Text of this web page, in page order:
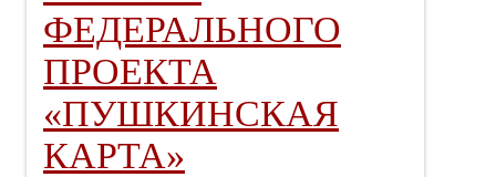
ФЕДЕРАЛЬНОГО
ПРОЕКТА
«ПУШКИНСКАЯ
КАРТА»